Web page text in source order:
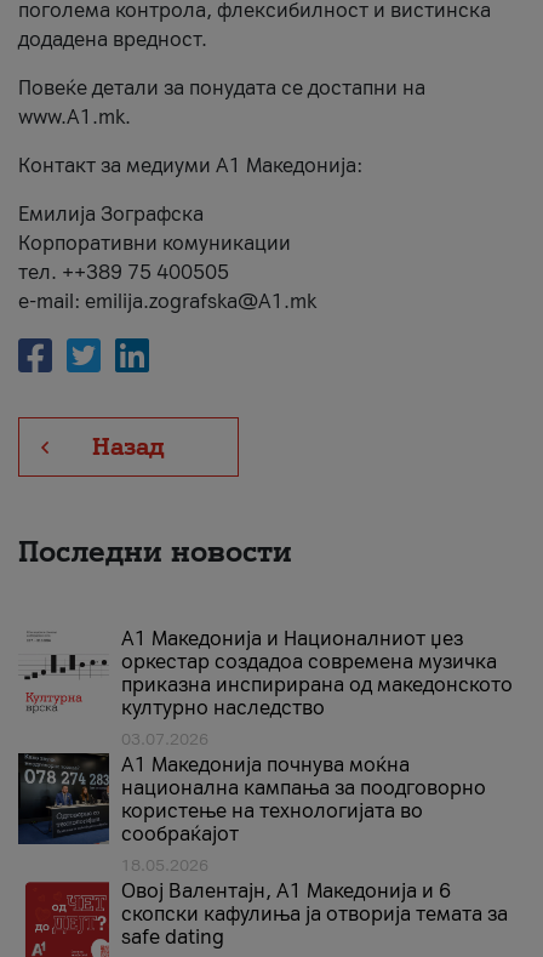
поголема контрола, флексибилност и вистинска
додадена вредност.
Повеќе детали за понудата се достапни на
www.А1.mk.
Контакт за медиуми А1 Македонија:
Емилија Зографска
Корпоративни комуникации
тел. ++389 75 400505
e-mail: emilija.zografska@A1.mk
Назад
Последни новости
А1 Македонија и Националниот џез
оркестар создадоа современа музичка
приказна инспирирана од македонското
културно наследство
03.07.2026
A1 Македонија почнува моќна
национална кампања за поодговорно
користење на технологијата во
сообраќајот
18.05.2026
Овој Валентајн, A1 Македонија и 6
скопски кафулиња ја отворија темата за
safe dating